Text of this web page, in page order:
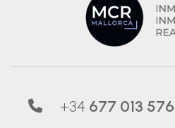
+34 677 013 576